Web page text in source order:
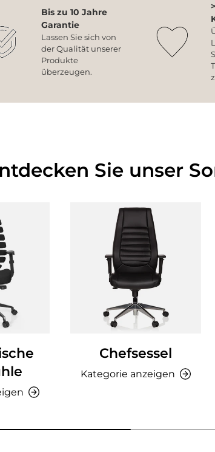
Bis zu 10 Jahre
Garantie
Lassen Sie sich von
der Qualität unserer
Produkte
überzeugen.
Sie unser
Chefsessel
Kategorie anzeigen